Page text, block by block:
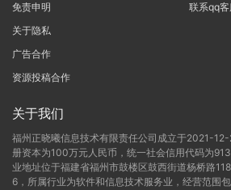
免责申明
关于隐私
广告合作
资源投稿合作
联系qq客
关于我们
福州正晓曦信息技术有限责任公司成立于2021-
册资本为100万元人民币，统一社会信用代码为
业地址位于福建省福州市鼓楼区鼓西街道杨桥路
6，所属行业为软件和信息技术服务业，经营范围